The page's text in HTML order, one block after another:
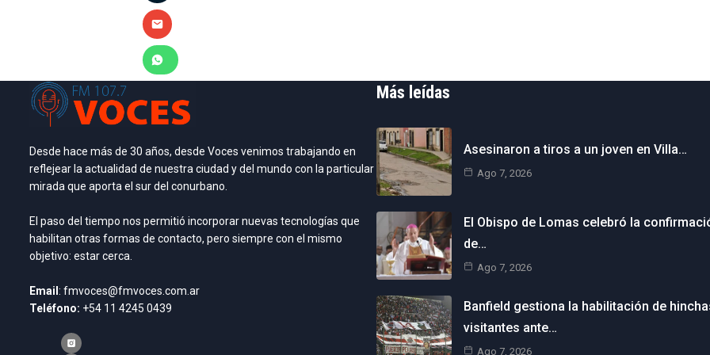
Desde hace más de 30 años, desde Voces venimos trabajando en
reflejear la actualidad de nuestra ciudad y del mundo con la particular
mirada que aporta el sur del conurbano.
El paso del tiempo nos permitió incorporar nuevas tecnologías que
habilitan otras formas de contacto, pero siempre con el mismo
objetivo: estar cerca.
Email: fmvoces@fmvoces.com.ar
Teléfono: +54 11 4245 0439
Más leídas
Asesinaron a tiros a un joven en Villa…
Ago 7, 2026
El Obispo de Lomas celebró la
de…
Ago 7, 2026
Banfield gestiona la habilitación de
visitantes ante…
Ago 7, 2026